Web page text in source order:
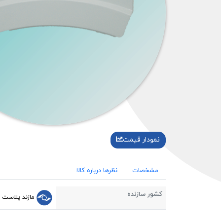
نمودار قیمت
مشخصات نظرها درباره کالا
کشور سازنده مازند پلاست